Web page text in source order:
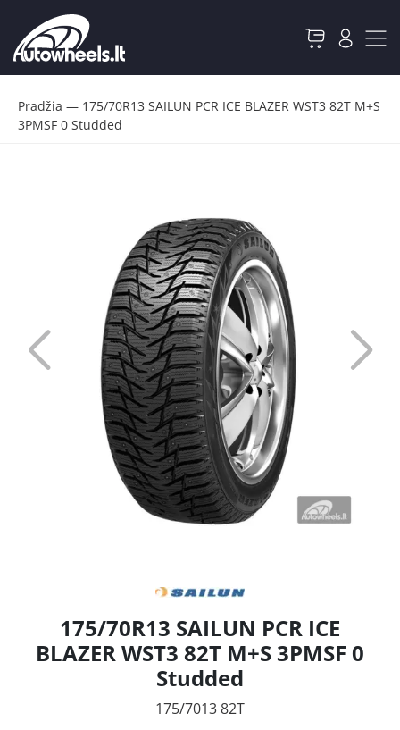
Pradžia — 175/70R13 SAILUN PCR ICE BLAZER WST3 82T M+S
3PMSF 0 Studded
175/70R13 SAILUN PCR ICE
BLAZER WST3 82T M+S 3PMSF 0
Studded
175/7013 82T